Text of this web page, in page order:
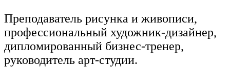
Преподаватель рисунка и живописи,
профессиональный художник-дизайнер,
дипломированный бизнес-тренер,
руководитель арт-студии.